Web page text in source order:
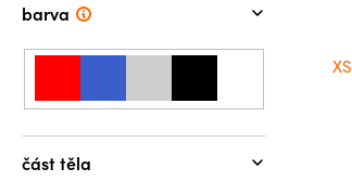
barva
část těla
XS